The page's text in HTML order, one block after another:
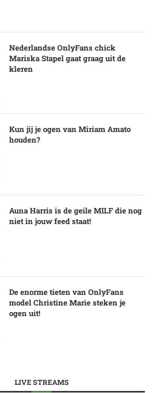
Nederlandse OnlyFans chick
Mariska Stapel gaat graag uit de
kleren
Kun jij je ogen van Miriam Amato
houden?
Auna Harris is de geile MILF die nog
niet in jouw feed staat!
De enorme tieten van OnlyFans
model Christine Marie steken je
ogen uit!
LIVE STREAMS